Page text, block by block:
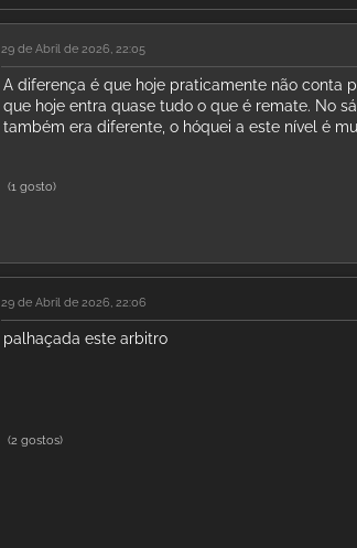
29 de Abril de 2026, 22:05
A diferença é que hoje praticamente não conta
que hoje entra quase tudo o que é remate. No
também era diferente, o hóquei a este nível é
(1 gosto)
29 de Abril de 2026, 22:06
palhaçada este arbitro
(2 gostos)